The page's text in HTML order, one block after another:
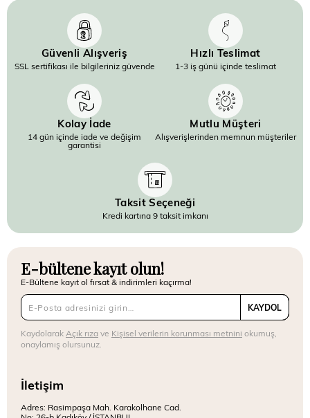
Güvenli Alışveriş
SSL sertifikası ile bilgileriniz güvende
Hızlı Teslimat
1-3 iş günü içinde teslimat
Kolay İade
14 gün içinde iade ve değişim
garantisi
Mutlu Müşteri
Alışverişlerinden memnun müşteriler
Taksit Seçeneği
Kredi kartına 9 taksit imkanı
E-bültene kayıt olun!
E-Bültene kayıt ol fırsat & indirimleri kaçırma!
KAYDOL
Kaydolarak Açık rızave Kişisel verilerin korunması metnini okumuş,
onaylamış olursunuz.
İletişim
Adres: Rasimpaşa Mah. Karakolhane Cad.